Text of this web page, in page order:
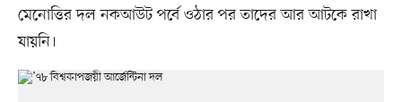
মেনোত্তির দল নকআউট পর্বে ওঠার পর তাদের আর আটকে রাখা
যায়নি।